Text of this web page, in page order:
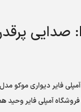
آمپلی فایر دیواری موکو مدل MOCO MO-284
فروشگاه آمپلی فایر وحید